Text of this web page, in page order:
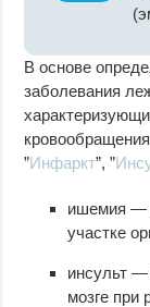
В основе
заболевания
”Инфаркт”, ”
ишемия —
участке
инсульт —
мозге при